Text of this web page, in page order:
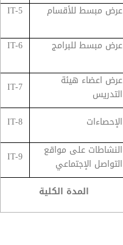
عرض مبسط للأقسام IT-5
عرض مبسط للبرامج IT-6
عرض اعضاء هيئة
التدريس
IT-7
الإحصاءات IT-8
النشاطات على مواقع
التواصل الإجتماعي
IT-9
المدة الكلية